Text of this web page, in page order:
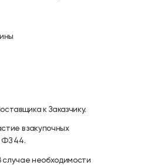
к Заказчику.
в закупочных
ФЗ 44.
случае необходимости